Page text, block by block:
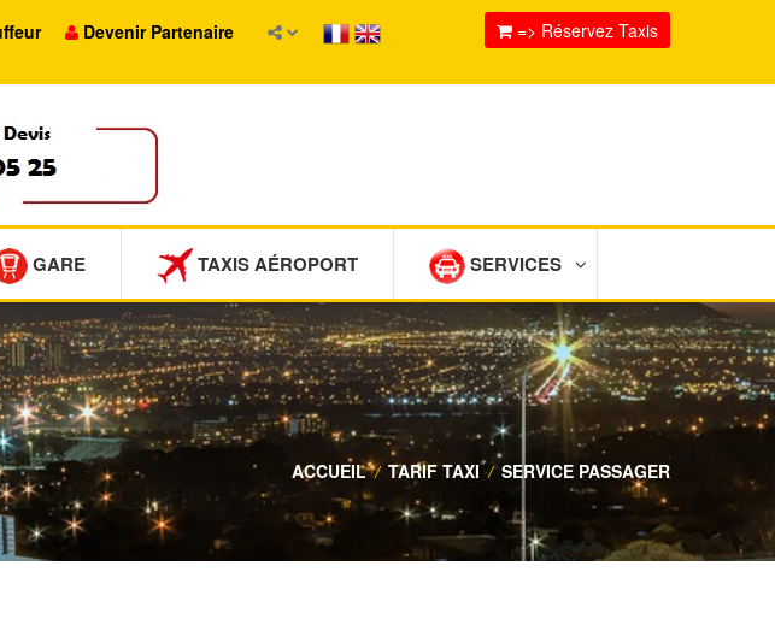
Devenir Partenaire => Réservez Taxis
GARE TAXIS AÉROPORT SERVICES
ACCUEIL / TARIF TAXI / SERVICE PASSAGER